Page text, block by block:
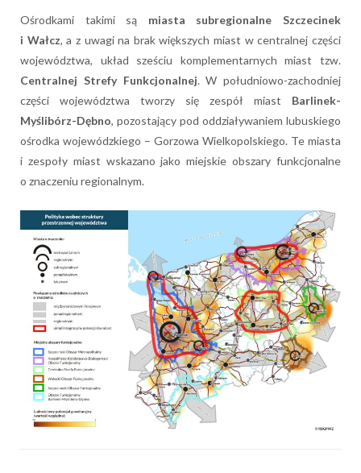
Ośrodkami takimi są miasta subregionalne Szczecinek
i Wałcz, a z uwagi na brak większych miast w centralnej części
województwa, układ sześciu komplementarnych miast tzw.
Centralnej Strefy Funkcjonalnej. W południowo-zachodniej
części województwa tworzy się zespół miast Barlinek-
Myślibórz-Dębno, pozostający pod oddziaływaniem lubuskiego
ośrodka wojewódzkiego – Gorzowa Wielkopolskiego. Te miasta
i zespoły miast wskazano jako miejskie obszary funkcjonalne
o znaczeniu regionalnym.